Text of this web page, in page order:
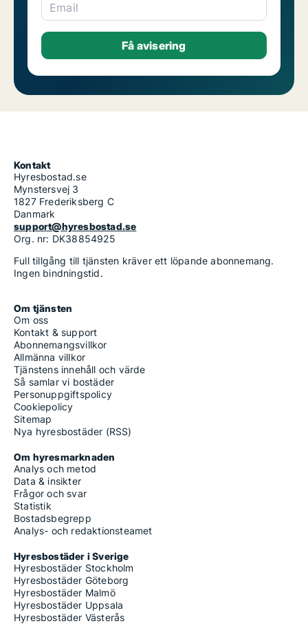
Email
Kontakt
Hyresbostad.se
Mynstersvej 3
1827 Frederiksberg C
Danmark
support@hyresbostad.se
Org. nr: DK38854925
Full tillgång till tjänsten kräver ett löpande abonnemang.
Ingen bindningstid.
Om tjänsten
Om oss
Kontakt & support
Abonnemangsvillkor
Allmänna villkor
Tjänstens innehåll och värde
Så samlar vi bostäder
Personuppgiftspolicy
Cookiepolicy
Sitemap
Nya hyresbostäder (RSS)
Om hyresmarknaden
Analys och metod
Data & insikter
Frågor och svar
Statistik
Bostadsbegrepp
Analys- och redaktionsteamet
Hyresbostäder i Sverige
Hyresbostäder Stockholm
Hyresbostäder Göteborg
Hyresbostäder Malmö
Hyresbostäder Uppsala
Hyresbostäder Västerås